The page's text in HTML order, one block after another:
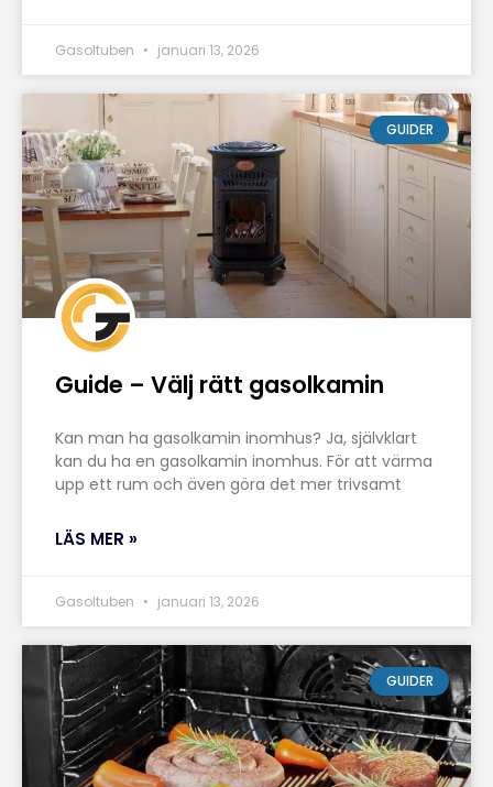
Gasoltuben januari 13, 2026
GUIDER
Guide – Välj rätt gasolkamin
Kan man ha gasolkamin inomhus? Ja, självklart
kan du ha en gasolkamin inomhus. För att värma
upp ett rum och även göra det mer trivsamt
LÄS MER »
Gasoltuben januari 13, 2026
GUIDER